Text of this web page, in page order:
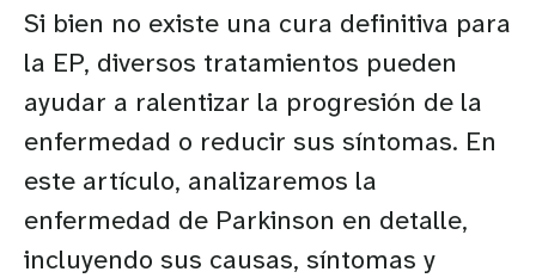
Si bien no existe una cura definitiva para
la EP, diversos tratamientos pueden
ayudar a ralentizar la progresión de la
enfermedad o reducir sus síntomas. En
este artículo, analizaremos la
enfermedad de Parkinson en detalle,
incluyendo sus causas, síntomas y